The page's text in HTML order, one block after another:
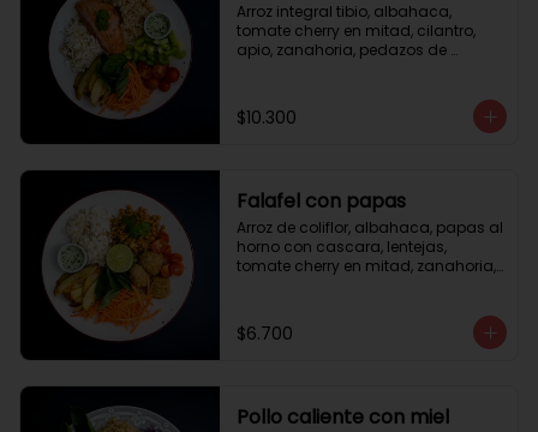
Arroz integral tibio, albahaca,
tomate cherry en mitad, cilantro,
apio, zanahoria, pedazos de
verde, limón.
$10.300
Falafel con papas
Arroz de coliflor, albahaca, papas al
horno con cascara, lentejas,
tomate cherry en mitad, zanahoria,
$6.700
Pollo caliente con miel